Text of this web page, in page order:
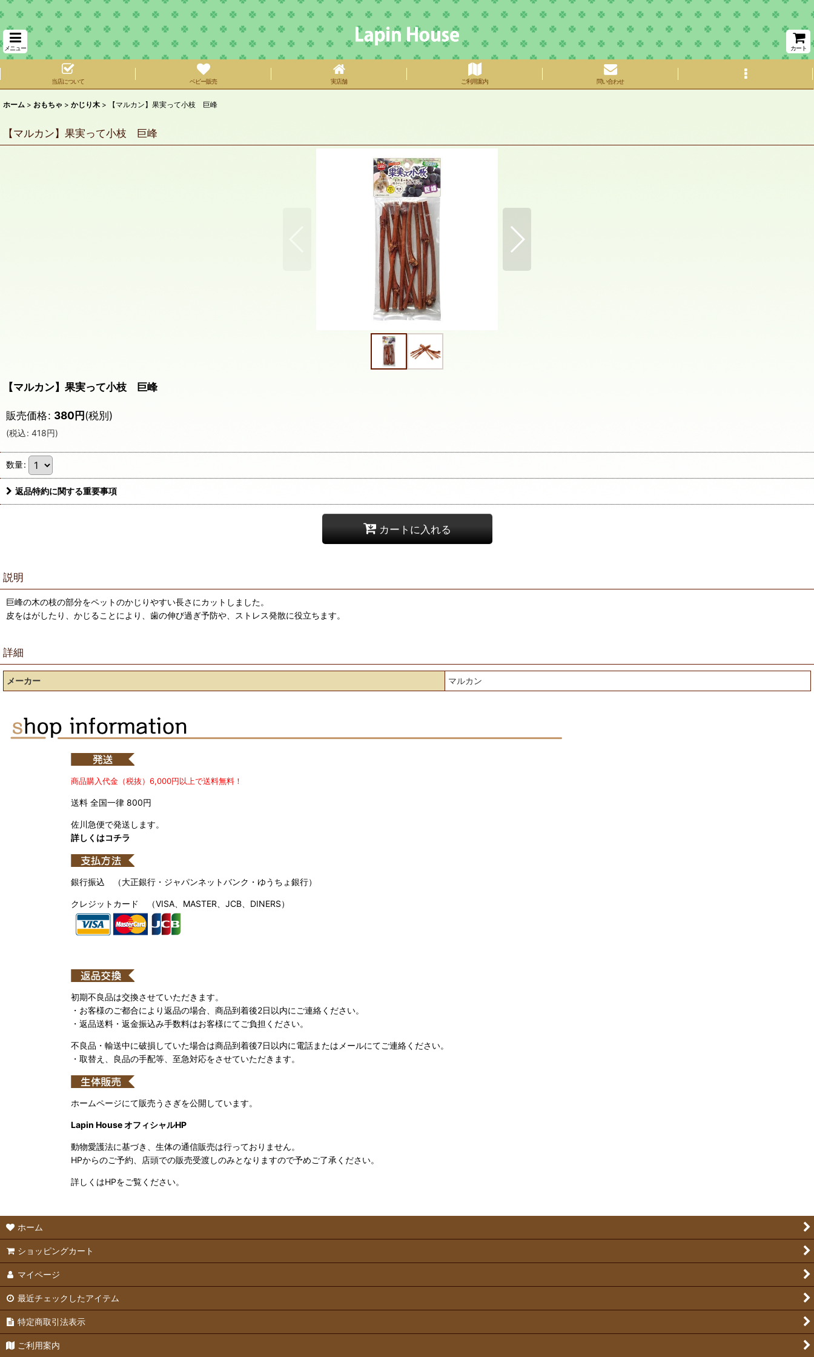
メニュー カート
当店について ベビー販売 実店舗 ご利用案内 問い合わせ
ホーム > おもちゃ > かじり木 > 【マルカン】果実って小枝 巨峰
【マルカン】果実って小枝 巨峰
【マルカン】果実って小枝 巨峰
販売価格: 380円(税別)
(税込: 418円)
数量:
返品特約に関する重要事項
カートに入れる
説明
巨峰の木の枝の部分をペットのかじりやすい長さにカットしました。
皮をはがしたり、かじることにより、歯の伸び過ぎ予防や、ストレス発散に役立ちます。
詳細
メーカー マルカン
商品購入代金（税抜）6,000円以上で送料無料！
送料 全国一律 800円
佐川急便で発送します。
詳しくはコチラ
銀行振込 （大正銀行・ジャパンネットバンク・ゆうちょ銀行）
クレジットカード （VISA、MASTER、JCB、DINERS）
初期不良品は交換させていただきます。
・お客様のご都合により返品の場合、商品到着後2日以内にご連絡ください。
・返品送料・返金振込み手数料はお客様にてご負担ください。
不良品・輸送中に破損していた場合は商品到着後7日以内に電話またはメールにてご連絡ください。
・取替え、良品の手配等、至急対応をさせていただきます。
ホームページにて販売うさぎを公開しています。
Lapin House オフィシャルHP
動物愛護法に基づき、生体の通信販売は行っておりません。
HPからのご予約、店頭での販売受渡しのみとなりますので予めご了承ください。
詳しくはHPをご覧ください。
ホーム
ショッピングカート
マイページ
最近チェックしたアイテム
特定商取引法表示
ご利用案内